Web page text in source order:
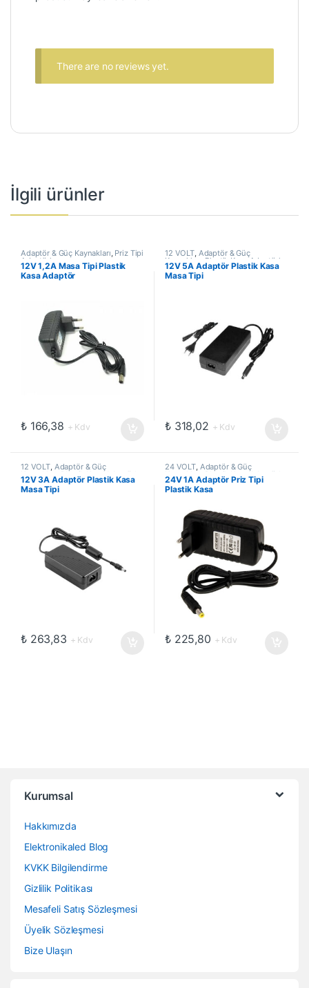
There are no reviews yet.
İlgili ürünler
Adaptör & Güç Kaynakları, Priz Tipi
Adaptörler
12V 1,2A Masa Tipi Plastik
Kasa Adaptör
₺166,38 + Kdv
12 VOLT, Adaptör & Güç
Kaynakları Plastik Kasa Adaptörler
12V 5A Adaptör Plastik Kasa
Masa Tipi
₺318,02 + Kdv
12 VOLT, Adaptör & Güç
Kaynakları Plastik Kasa Adaptörler
12V 3A Adaptör Plastik Kasa
Masa Tipi
₺263,83 + Kdv
24 VOLT, Adaptör & Güç
Kaynakları Plastik Kasa Adaptörler
24V 1A Adaptör Priz Tipi
Plastik Kasa
₺225,80 + Kdv
Kurumsal
Hakkımızda
Elektronikaled Blog
KVKK Bilgilendirme
Gizlilik Politikası
Mesafeli Satış Sözleşmesi
Üyelik Sözleşmesi
Bize Ulaşın